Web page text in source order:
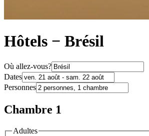
Hôtels − Brésil
Où allez-vous?
Dates
Personnes
Chambre 1
Adultes